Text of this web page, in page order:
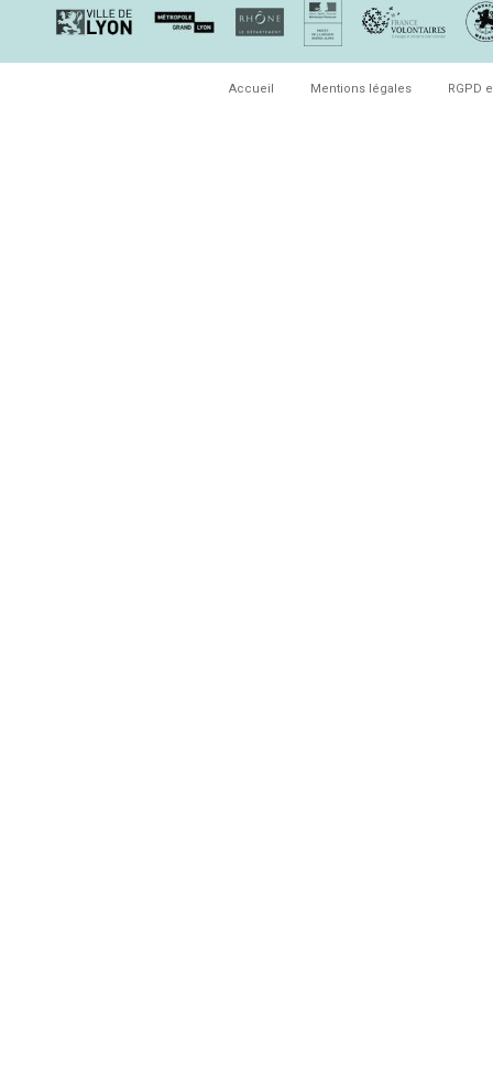
Accueil Mentions légales RGPD